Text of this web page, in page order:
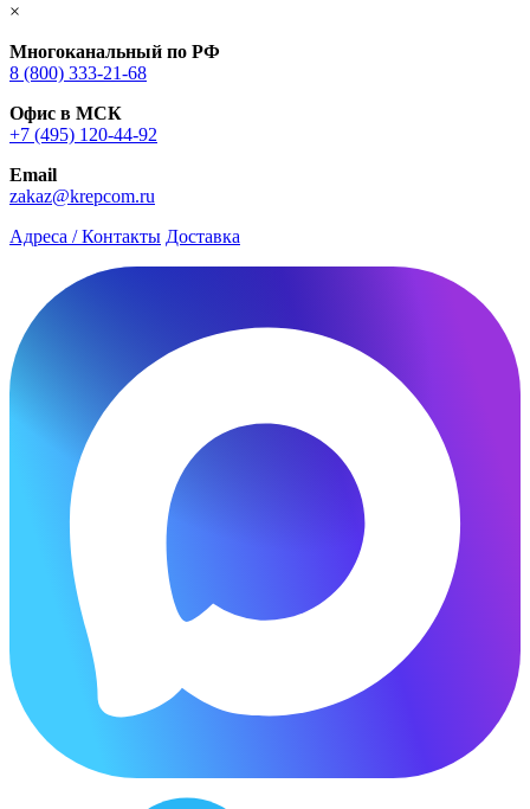
×
Многоканальный по РФ
8 (800) 333‑21-68
Офис в МСК
+7 (495) 120-44-92
Email
zakaz@krepcom.ru
Адреса / Контакты Доставка